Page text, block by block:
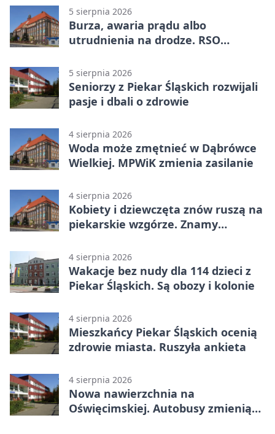
5 sierpnia 2026
Burza, awaria prądu albo
utrudnienia na drodze. RSO
5 sierpnia 2026
Seniorzy z Piekar Śląskich rozwijali
pasje i dbali o zdrowie
4 sierpnia 2026
Woda może zmętnieć w Dąbrówce
Wielkiej. MPWiK zmienia zasilanie
4 sierpnia 2026
Kobiety i dziewczęta znów ruszą na
piekarskie wzgórze. Znamy
4 sierpnia 2026
Wakacje bez nudy dla 114 dzieci z
Piekar Śląskich. Są obozy i kolonie
4 sierpnia 2026
Mieszkańcy Piekar Śląskich ocenią
zdrowie miasta. Ruszyła ankieta
4 sierpnia 2026
Nowa nawierzchnia na
Oświęcimskiej. Autobusy zmienią